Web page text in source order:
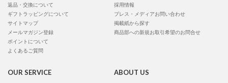
返品・交換について
ギフトラッピングについて
サイトマップ
メールマガジン登録
ポイントについて
よくあるご質問
採用情報
プレス・メディアお問い合わせ
掲載紙から探す
商品部への新規お取引希望のお問合せ
OUR SERVICE ABOUT US